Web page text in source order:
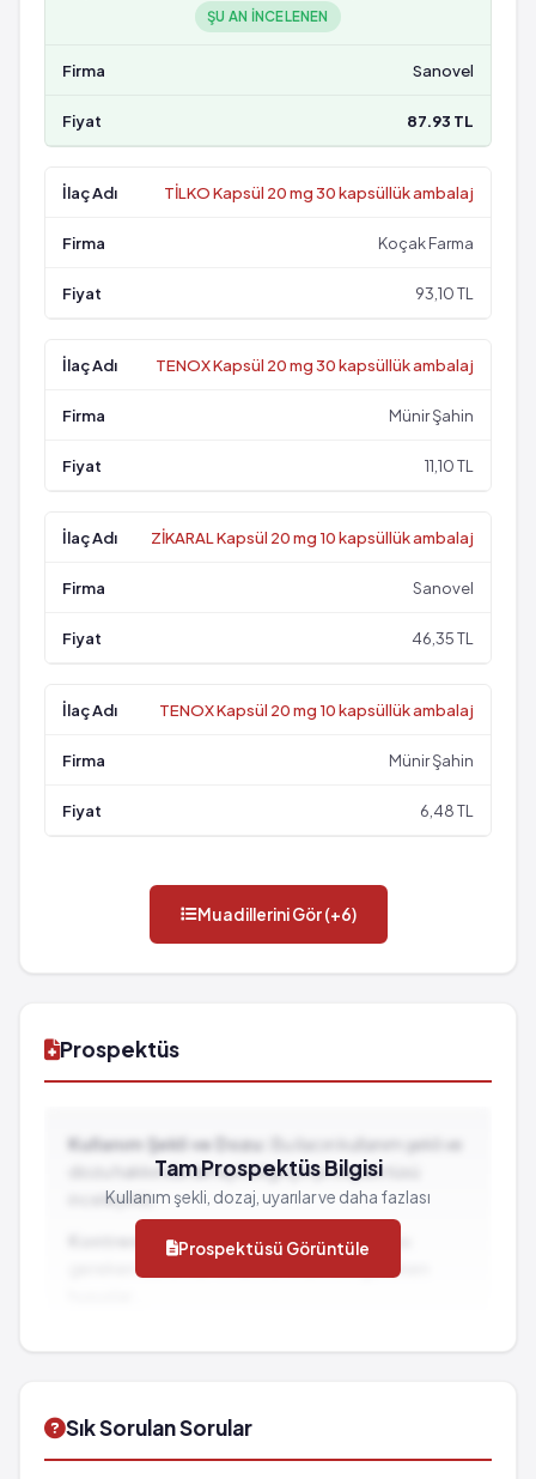
ŞU AN INCELENEN
Sanovel
87.93 TL
TİLKO Kapsül 20 mg 30 kapsüllük ambalaj
Koçak Farma
93,10 TL
TENOX Kapsül 20 mg 30 kapsüllük ambalaj
Münir Şahin
11,10 TL
ZİKARAL Kapsül 20 mg 10 kapsüllük ambalaj
Sanovel
46,35 TL
TENOX Kapsül 20 mg 10 kapsüllük ambalaj
Münir Şahin
6,48 TL
Muadillerini Gör (+6)
Prospektüs
Kullanım Şekli ve Dozu:
Bu ilacın kullanım şekli ve
dozu hakkında detaylı bilgi için prospektüsü
inceleyiniz.
Kontrendikasyonlar:İlacın kullanılmaması
gereken durumlar ve dikkat edilmesi gereken
Tam Prospektüs Bilgisi
Kullanım şekli, dozaj, uyarılar ve daha fazlası
Prospektüsü Görüntüle
Sık Sorulan Sorular